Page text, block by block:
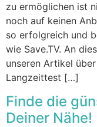
zu ermöglichen ist
noch auf keinen
so erfolgreich und
wie Save.TV. An
unseren Artikel
Langzeittest […]
Finde die
Deiner Nähe!